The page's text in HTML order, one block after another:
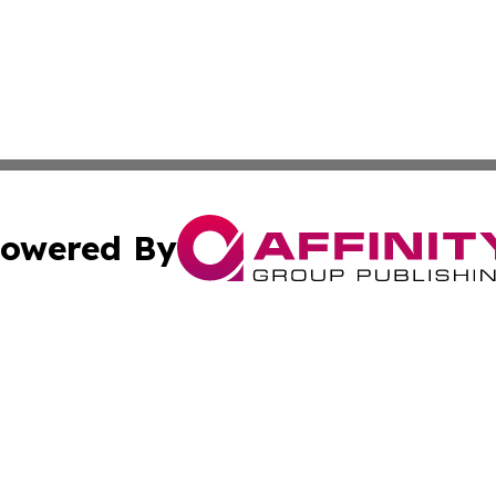
By